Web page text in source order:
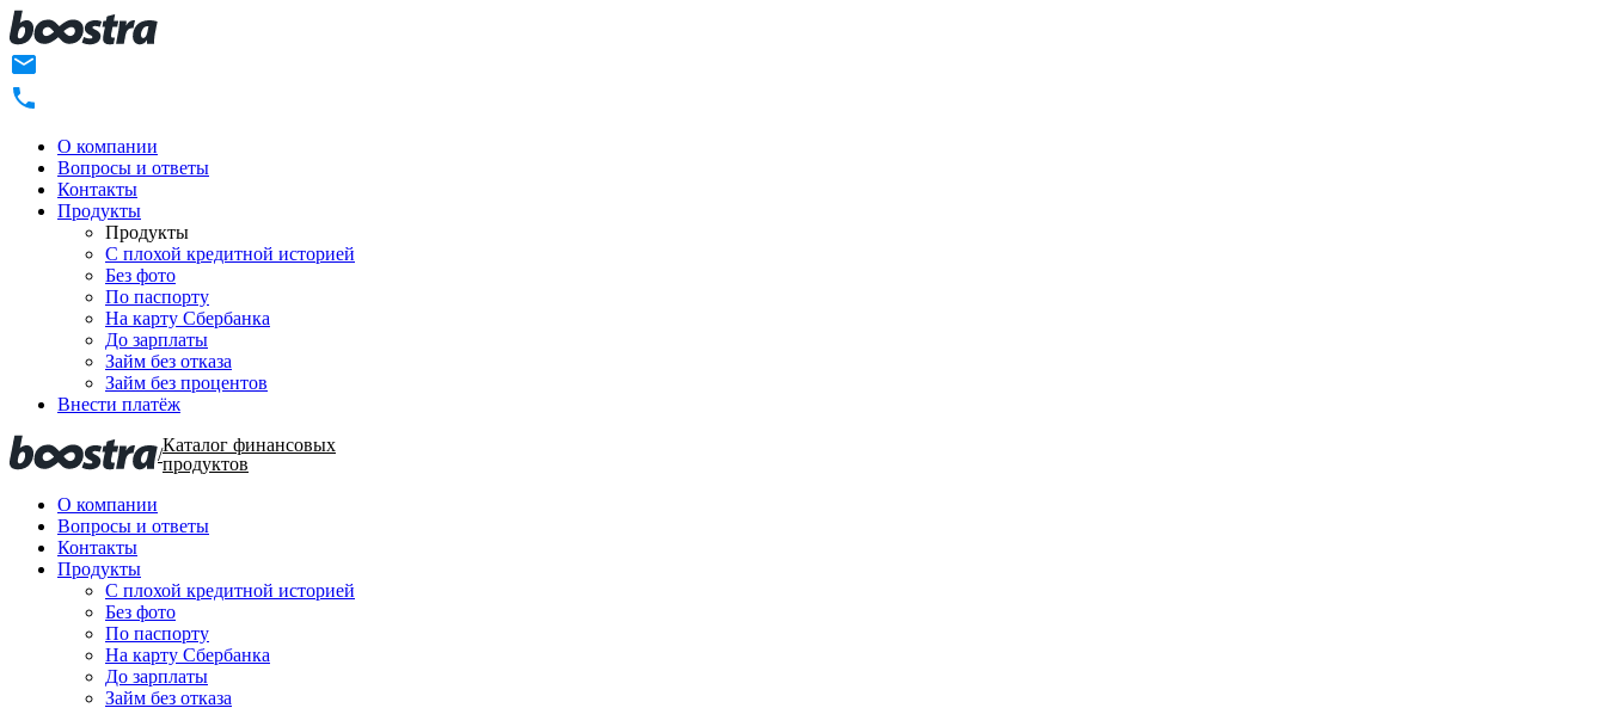
О компании
Вопросы и ответы
Контакты
Продукты
Продукты
C плохой кредитной историей
Без фото
По паспорту
На карту Сбербанка
До зарплаты
Займ без отказа
Займ без процентов
Внести платёж
/Каталог финансовых
продуктов
О компании
Вопросы и ответы
Контакты
Продукты
C плохой кредитной историей
Без фото
По паспорту
На карту Сбербанка
До зарплаты
Займ без отказа